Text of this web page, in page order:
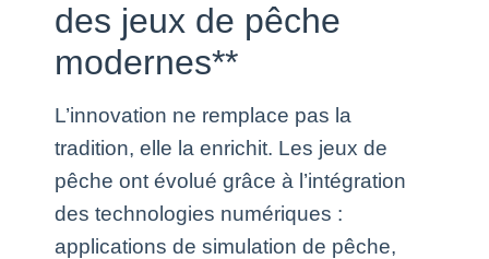
des jeux de pêche
modernes**
L’innovation ne remplace pas la
tradition, elle la enrichit. Les jeux de
pêche ont évolué grâce à l’intégration
des technologies numériques :
applications de simulation de pêche,